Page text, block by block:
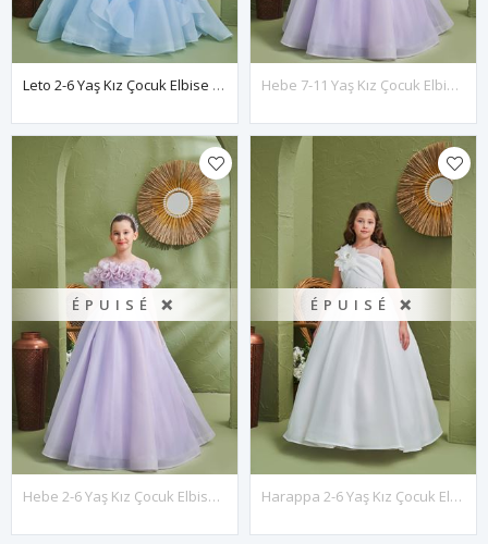
Leto 2-6 Yaş Kız Çocuk Elbise 20195 Bebe Mavi Hebe 7-11 Yaş Kız Çocuk Elbise 30187 Lila
ÉPUISÉ ❌
Hebe 2-6 Yaş Kız Çocuk Elbise 20187 Lila
ÉPUISÉ ❌
Harappa 2-6 Yaş Kız Çocuk Elbise 20185 Kırık Beyaz